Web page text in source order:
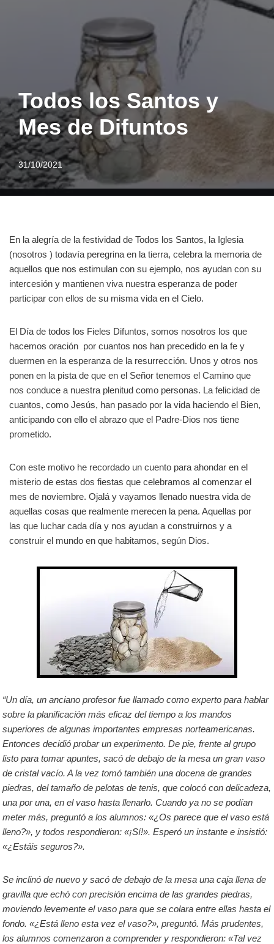
Todos los Santos y
Mes de Difuntos
31/10/2021
En la alegría de la festividad de Todos los Santos, la Iglesia
(nosotros ) todavía peregrina en la tierra, celebra la memoria de
aquellos que nos estimulan con su ejemplo, nos ayudan con su
intercesión y mantienen viva nuestra esperanza de poder
participar con ellos de su misma vida en el Cielo.
El Día de todos los Fieles Difuntos, somos nosotros los que
hacemos oración por cuantos nos han precedido en la fe y
duermen en la esperanza de la resurrección. Unos y otros nos
ponen en la pista de que en el Señor tenemos el Camino que
nos conduce a nuestra plenitud como personas. La felicidad de
cuantos, como Jesús, han pasado por la vida haciendo el Bien,
anticipando con ello el abrazo que el Padre-Dios nos tiene
prometido.
Con este motivo he recordado un cuento para ahondar en el
misterio de estas dos fiestas que celebramos al comenzar el
mes de noviembre. Ojalá y vayamos llenado nuestra vida de
aquellas cosas que realmente merecen la pena. Aquellas por
las que luchar cada día y nos ayudan a construirnos y a
construir el mundo en que habitamos, según Dios.
“Un día, un anciano profesor fue llamado como experto para hablar
sobre la planificación más eficaz del tiempo a los mandos
superiores de algunas importantes empresas norteamericanas.
Entonces decidió probar un experimento. De pie, frente al grupo
listo para tomar apuntes, sacó de debajo de la mesa un gran vaso
de cristal vacío. A la vez tomó también una docena de grandes
piedras, del tamaño de pelotas de tenis, que colocó con delicadeza,
una por una, en el vaso hasta llenarlo. Cuando ya no se podían
meter más, preguntó a los alumnos: «¿Os parece que el vaso está
lleno?», y todos respondieron: «¡Sí!». Esperó un instante e insistió:
«¿Estáis seguros?».
Se inclinó de nuevo y sacó de debajo de la mesa una caja llena de
gravilla que echó con precisión encima de las grandes piedras,
moviendo levemente el vaso para que se colara entre ellas hasta el
fondo. «¿Está lleno esta vez el vaso?», preguntó. Más prudentes,
los alumnos comenzaron a comprender y respondieron: «Tal vez